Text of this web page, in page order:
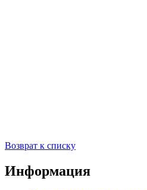
Возврат к списку
Информация